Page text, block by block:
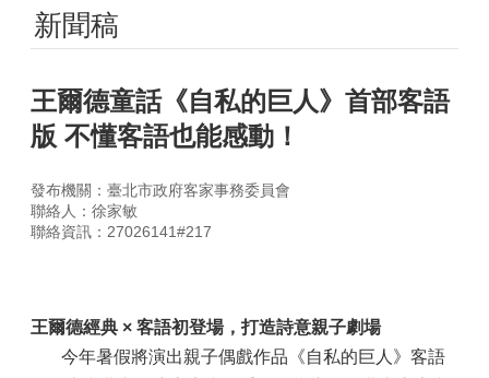
新聞稿
王爾德童話《自私的巨人》首部客語
版 不懂客語也能感動！
發布機關：臺北市政府客家事務委員會
聯絡人：徐家敏
聯絡資訊：27026141#217
王爾德經典 × 客語初登場，打造詩意親子劇場
今年暑假將演出親子偶戲作品《自私的巨人》客語